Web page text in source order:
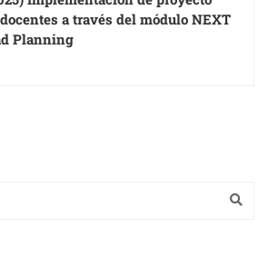
a través del módulo NEXT
Planning